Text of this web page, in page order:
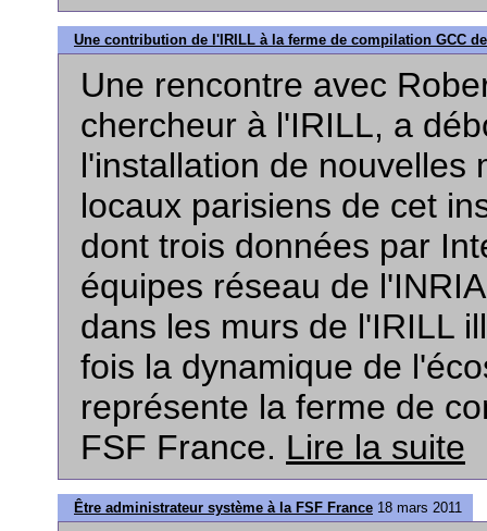
Une contribution de l'IRILL à la ferme de compilation GCC
Une rencontre avec
chercheur à l'IRILL, a
l'installation de nouvelles
locaux parisiens de cet
dont trois données par
équipes réseau de
dans les murs de l'IRILL
fois la dynamique de
représente la ferme de
FSF France. Lire la suite
Être administrateur système à la FSF France 18 mars 2011